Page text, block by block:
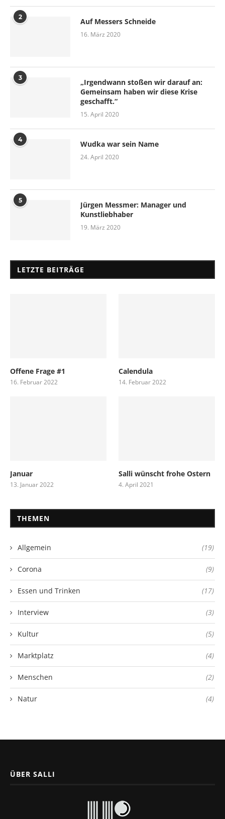
2 Auf Messers Schneide
16. März 2020
3
„Irgendwann stoßen wir darauf an:
Gemeinsam haben wir diese Krise
geschafft.“
15. April 2020
4 Wudka war sein Name
24. April 2020
5
Jürgen Messmer: Manager und
Kunstliebhaber
19. März 2020
LETZTE BEITRÄGE
Offene Frage #1
16. Februar 2022
Calendula
14. Februar 2022
Januar
13. Januar 2022
Salli wünscht frohe Ostern
4. April 2021
THEMEN
Allgemein (19)
Corona (9)
Essen und Trinken (17)
Interview (3)
Kultur (5)
Marktplatz (4)
Menschen (2)
Natur (4)
ÜBER SALLI